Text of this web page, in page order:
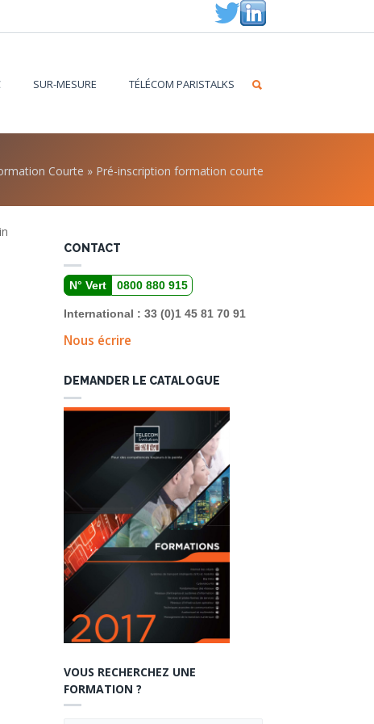
SUR-MESURE TÉLÉCOM PARISTALKS
Courte » Pré-inscription formation courte
CONTACT
N° Vert 0800 880 915
International : 33 (0)1 45 81 70 91
Nous écrire
DEMANDER LE CATALOGUE
VOUS RECHERCHEZ UNE
FORMATION ?